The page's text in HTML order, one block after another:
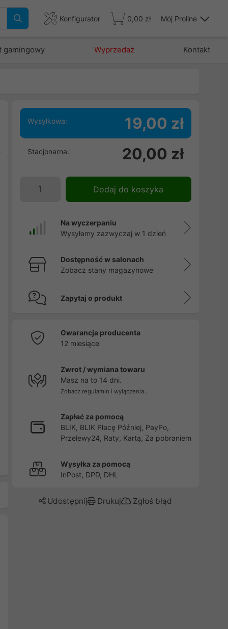
Konfigurator 0,00 zł Mój Proline
gamingowy Wyprzedaż Kontakt
Wysyłkowa: 19,00 zł
Stacjonarna: 20,00 zł
Dodaj do koszyka
Na wyczerpaniu
Wysyłamy zazwyczaj w 1 dzień
Dostępność w salonach
Zobacz stany magazynowe
Zapytaj o produkt
Gwarancja producenta
12 miesiące
Zwrot / wymiana towaru
Masz na to 14 dni.
Zobacz regulamin i wyłączenia...
Zapłać za pomocą
BLIK, BLIK Płacę Później, PayPo,
Przelewy24, Raty, Kartą, Za pobraniem
Wysyłka za pomocą
InPost, DPD, DHL
Udostępnij Drukuj Zgłoś błąd